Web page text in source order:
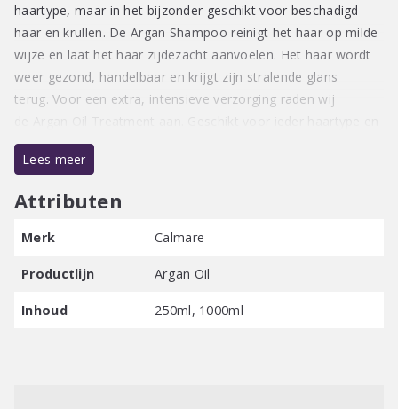
haartype, maar in het bijzonder geschikt voor beschadigd
haar en krullen. De Argan Shampoo reinigt het haar op milde
wijze en laat het haar zijdezacht aanvoelen. Het haar wordt
weer gezond, handelbaar en krijgt zijn stralende glans
terug. Voor een extra, intensieve verzorging raden wij
met enkele druppels wordt het haar glanzend, ultra-zacht en
pluisvrij.
Calmare Argan Oil Shampoo bevat geen parabenen.
Lees meer
Attributen
Merk Calmare
Productlijn Argan Oil
Inhoud 250ml, 1000ml